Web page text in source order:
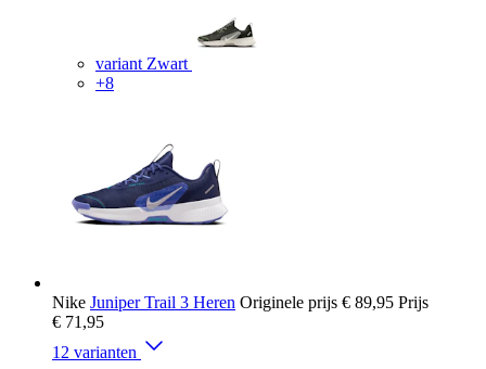
variant Zwart
+8
Nike Juniper Trail 3 Heren Originele prijs € 89,95 Prijs
€ 71,95
12 varianten